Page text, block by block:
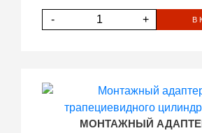
- + В
МОНТАЖНЫЙ